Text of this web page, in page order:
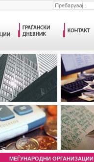
МЕЃУНАРОДНИ ОРГАНИЗАЦИИ